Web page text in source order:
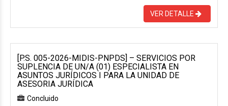
VER DETALLE
[P.S. 005-2026-MIDIS-PNPDS] – SERVICIOS POR
SUPLENCIA DE UN/A (01) ESPECIALISTA EN
ASUNTOS JURÍDICOS I PARA LA UNIDAD DE
ASESORIA JURÍDICA
Concluido